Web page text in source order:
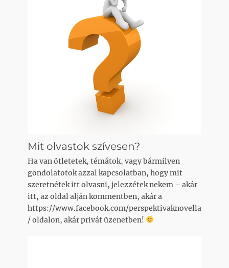
Mit olvastok szívesen?
Ha van ötletetek, témátok, vagy bármilyen
gondolatotok azzal kapcsolatban, hogy mit
szeretnétek itt olvasni, jelezzétek nekem – akár
itt, az oldal alján kommentben, akár a
https://www.facebook.com/perspektivaknovella
/ oldalon, akár privát üzenetben!